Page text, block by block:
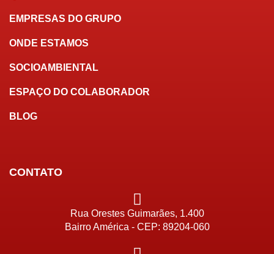
EMPRESAS DO GRUPO
ONDE ESTAMOS
SOCIOAMBIENTAL
ESPAÇO DO COLABORADOR
BLOG
CONTATO
Rua Orestes Guimarães, 1.400
Bairro América - CEP: 89204-060